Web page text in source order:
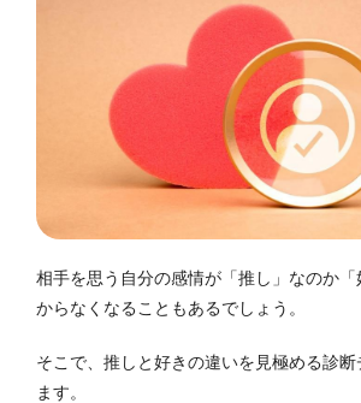
相手を思う自分の感情が「推し」なのか
からなくなることもあるでしょう。
そこで、推しと好きの違いを見極める診断
ます。